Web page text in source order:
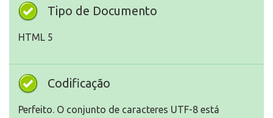
Tipo de Documento
HTML 5
Codificação
Perfeito. O conjunto de caracteres UTF-8 está